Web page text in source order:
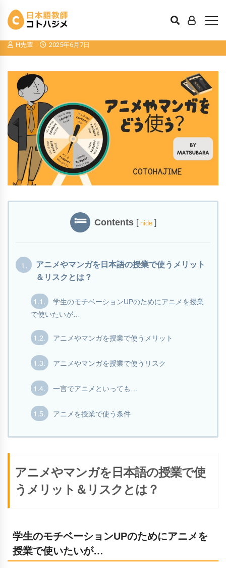
日本語クラスでの生教材の扱い方：アニ
メやマンガを使うメリット＆リスク
H先輩 2025年6月7日
Contents [ hide ]
1.
アニメやマンガを日本語の授業で使うメリット
＆リスクとは？
1.1.
学生のモチベーションUPのためにアニメを授業
で使いたいが…
1.2. アニメやマンガを授業で使うメリット
1.3. アニメやマンガを授業で使うリスク
1.4. 一言でアニメといっても…
1.5. アニメを授業で使う条件
アニメやマンガを日本語の授業で使
うメリット＆リスクとは？
学生のモチベーションUPのためにアニメを
授業で使いたいが…